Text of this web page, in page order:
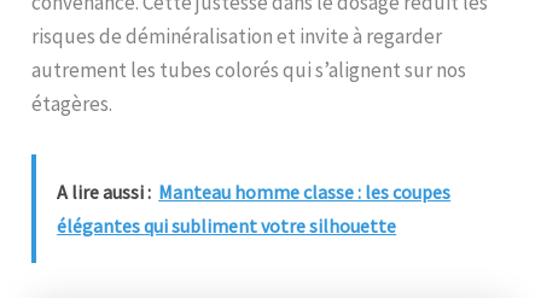
risques de déminéralisation et invite à regarder
autrement les tubes colorés qui s’alignent sur nos
étagères.
A lire aussi : Manteau homme classe : les coupes
élégantes qui subliment votre silhouette